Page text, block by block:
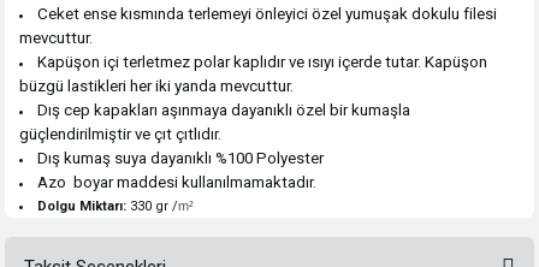
Ceket ense kısmında terlemeyi önleyici özel yumuşak dokulu filesi
mevcuttur.
Kapüşon içi terletmez polar kaplıdır ve ısıyı içerde tutar. Kapüşon
büzgü lastikleri her iki yanda mevcuttur.
Dış cep kapakları aşınmaya dayanıklı özel bir kumaşla
güçlendirilmiştir ve çıt çıtlıdır.
Dış kumaş suya dayanıklı %100 Polyester
Azo boyar maddesi kullanılmamaktadır.
Dolgu Miktarı: 330 gr /m²